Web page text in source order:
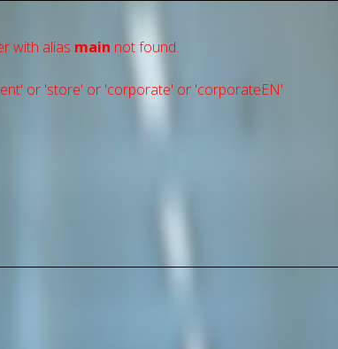
with alias main not found.
or 'store' or 'сorporate' or 'corporateEN'